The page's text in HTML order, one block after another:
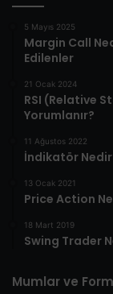
5 Mayıs 2025
​Margin Call
Edilenler​
21 Ocak 2024
RSI (Relative
Yorumlanır?
11 Ağustos 2022
İndikatör
13 Ocak 2021
Price Action
18 Mart 2019
Swing Trader
Mumlar ve